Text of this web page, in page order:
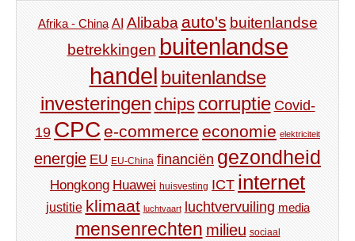
Afrika - China AI Alibaba auto's buitenlandse
betrekkingen buitenlandse
handel buitenlandse
investeringen chips corruptie Covid-
19 CPC e-commerce economie elektriciteit
energie EU EU-China financiën gezondheid
Hongkong Huawei huisvesting ICT internet
justitie klimaat luchtvaart luchtvervuiling media
mensenrechten milieu sociaal